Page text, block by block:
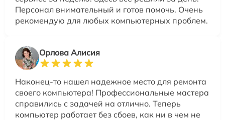
Персонал внимательный и готов помочь. Очень
рекомендую для любых компьютерных проблем.
Орлова Алисия
Наконец-то нашел надежное место для ремонта
своего компьютера! Профессиональные мастера
справились с задачей на отлично. Теперь
компьютер работает без сбоев, как ни в чем не